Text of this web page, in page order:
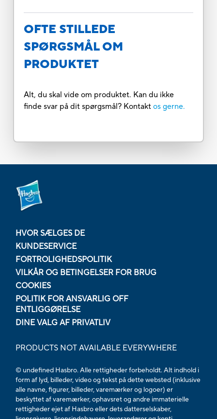
OFTE STILLEDE
SPØRGSMÅL OM
PRODUKTET
Alt, du skal vide om produktet. Kan du ikke
finde svar på dit spørgsmål? Kontakt os gerne.
HVOR SÆLGES DE
KUNDESERVICE
FORTROLIGHEDSPOLITIK
VILKÅR OG BETINGELSER FOR BRUG
COOKIES
POLITIK FOR ANSVARLIG OFF
ENTLIGGØRELSE
DINE VALG AF PRIVATLIV
PRODUCTS NOT AVAILABLE EVERYWHERE
© undefined Hasbro. Alle rettigheder forbeholdt. Alt indhold i
form af lyd, billeder, video og tekst på dette websted (inklusive
alle navne, figurer, billeder, varemærker og logoer) er
beskyttet af varemærker, ophavsret og andre immaterielle
rettigheder ejet af Hasbro eller dets datterselskaber,